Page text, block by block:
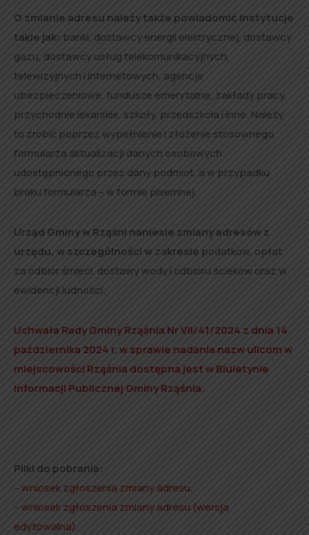
O zmianie adresu należy także powiadomić instytucje
takie jak: banki, dostawcy energii elektrycznej, dostawcy
gazu, dostawcy usług telekomunikacyjnych,
telewizyjnych i internetowych, agencje
ubezpieczeniowe, fundusze emerytalne, zakłady pracy,
przychodnie lekarskie, szkoły, przedszkola i inne. Należy
to zrobić poprzez wypełnienie i złożenie stosownego
formularza aktualizacji danych osobowych
udostępnionego przez dany podmiot, a w przypadku
braku formularza – w formie pisemnej.
Urząd Gminy w Rząśni naniesie zmiany adresów z
urzędu, w szczególności wzakresie podatków, opłat
za odbiór śmieci, dostawy wody i odbioru ścieków oraz w
ewidencji ludności.
Uchwała Rady Gminy Rząśnia Nr VII/41/2024 z dnia 14
października 2024 r. w sprawie nadania nazw ulicom w
miejscowości Rząśnia dostępna jest w Biuletynie
Informacji Publicznej Gminy Rząśnia.
Pliki do pobrania:
–wniosek zgłoszenia zmiany adresu,
–wniosek zgłoszenia zmiany adresu (wersja
edytowalna),